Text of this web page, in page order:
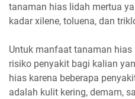
tanaman hias lidah mertua
kadar xilene, toluena, dan
Untuk manfaat tanaman
risiko penyakit bagi kalian
hias karena beberapa
adalah kulit kering, demam,